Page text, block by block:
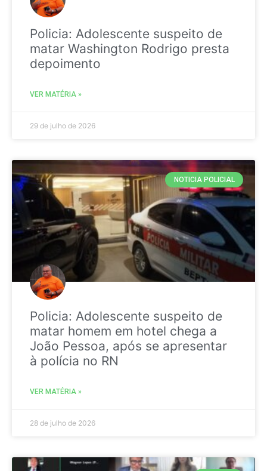
Policia: Adolescente suspeito de
matar Washington Rodrigo presta
depoimento
VER MATÉRIA »
29 de julho de 2026
NOTICIA POLICIAL
Policia: Adolescente suspeito de
matar homem em hotel chega a
João Pessoa, após se apresentar
à polícia no RN
VER MATÉRIA »
28 de julho de 2026